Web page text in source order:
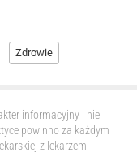
Zdrowie
informacyjny i nie
powinno za każdym
z lekarzem